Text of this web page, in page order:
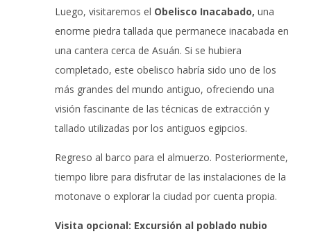
Luego, visitaremos el Obelisco Inacabado, una
enorme piedra tallada que permanece inacabada en
una cantera cerca de Asuán. Si se hubiera
completado, este obelisco habría sido uno de los
más grandes del mundo antiguo, ofreciendo una
visión fascinante de las técnicas de extracción y
tallado utilizadas por los antiguos egipcios.
Regreso al barco para el almuerzo. Posteriormente,
tiempo libre para disfrutar de las instalaciones de la
motonave o explorar la ciudad por cuenta propia.
Visita opcional: Excursión al poblado nubio